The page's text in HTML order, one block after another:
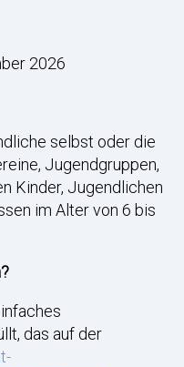
2026
selbst oder die
Jugendgruppen,
Kinder, Jugendlichen
im Alter von 6 bis
das auf der